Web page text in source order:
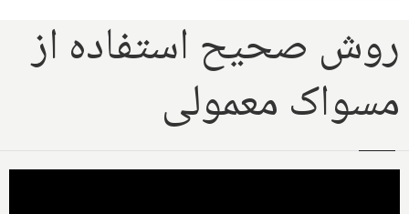
روش صحیح استفاده از
مسواک معمولی